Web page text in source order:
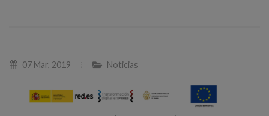
07 Mar, 2019 Noticias